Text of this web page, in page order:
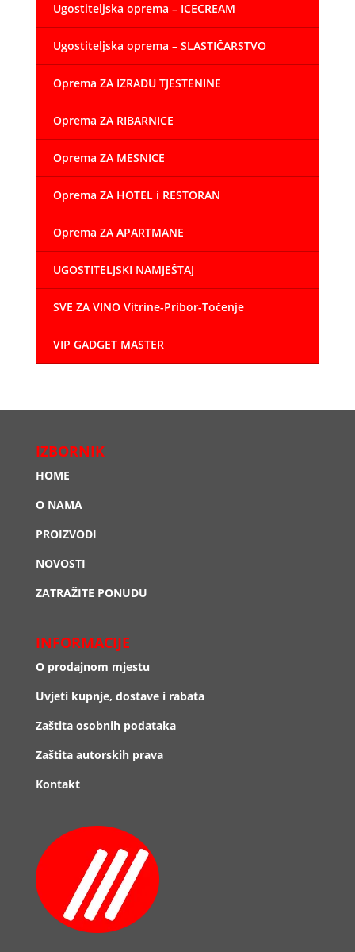
Ugostiteljska oprema – ICECREAM
Ugostiteljska oprema – SLASTIČARSTVO
Oprema ZA IZRADU TJESTENINE
Oprema ZA RIBARNICE
Oprema ZA MESNICE
Oprema ZA HOTEL i RESTORAN
Oprema ZA APARTMANE
UGOSTITELJSKI NAMJEŠTAJ
SVE ZA VINO Vitrine-Pribor-Točenje
VIP GADGET MASTER
IZBORNIK
HOME
O NAMA
PROIZVODI
NOVOSTI
ZATRAŽITE PONUDU
INFORMACIJE
O prodajnom mjestu
Uvjeti kupnje, dostave i rabata
Zaštita osobnih podataka
Zaštita autorskih prava
Kontakt